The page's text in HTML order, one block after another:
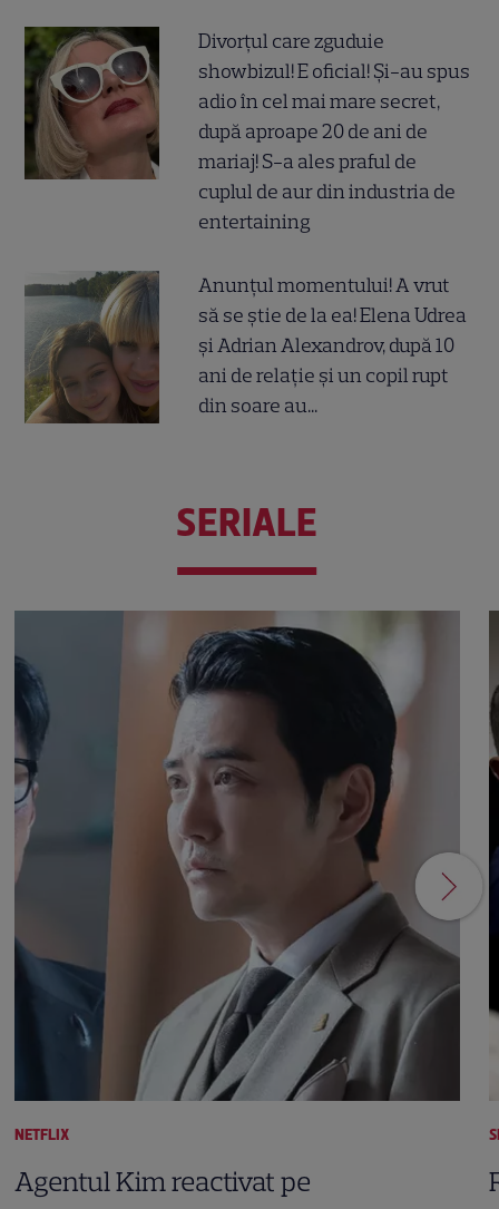
Divorțul care zguduie
showbizul! E oficial! Și-au spus
adio în cel mai mare secret,
după aproape 20 de ani de
mariaj! S-a ales praful de
cuplul de aur din industria de
entertaining
Anunțul momentului! A vrut
să se știe de la ea! Elena Udrea
și Adrian Alexandrov, după 10
ani de relație și un copil rupt
din soare au...
SERIALE
NETFLIX
Agentul Kim reactivat pe